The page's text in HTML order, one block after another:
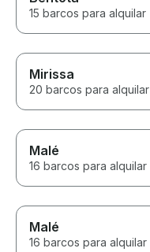
15 barcos para alquilar
Mirissa
20 barcos para alquilar
Malé
16 barcos para alquilar
Malé
16 barcos para alquilar